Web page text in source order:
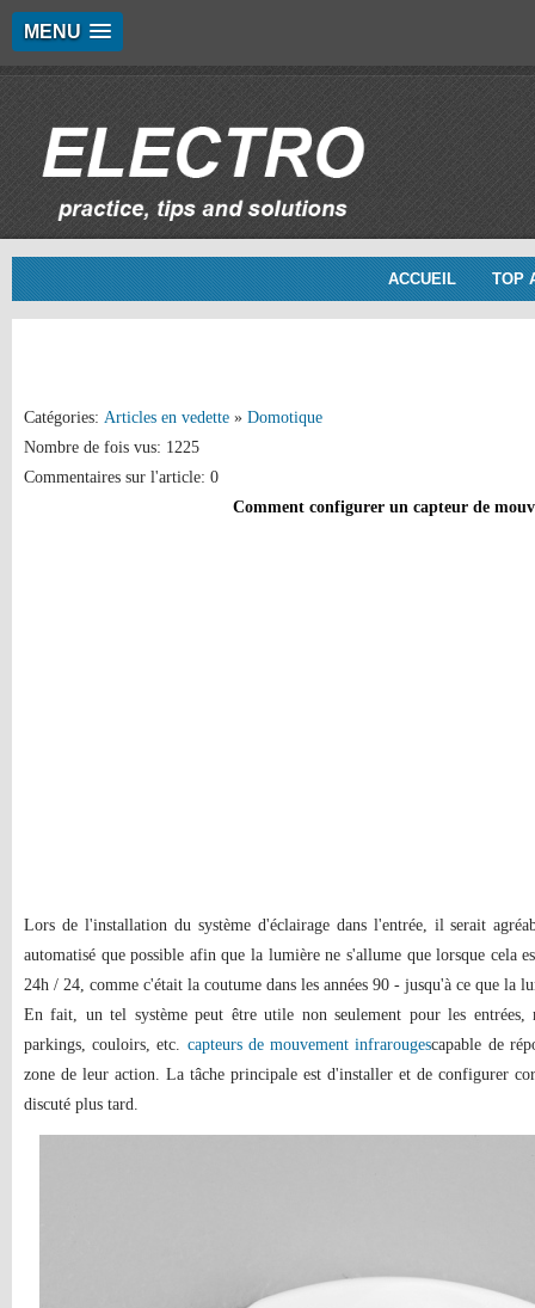
MENU
ACCUEIL TOP
Catégories: Articles en vedette » Domotique
Nombre de fois vus: 1225
Commentaires sur l'article: 0
Comment configurer un capteur de
Lors de l'installation du système d'éclairage dans l'entrée, il serait
automatisé que possible afin que la lumière ne s'allume que lorsque cela
24h / 24, comme c'était la coutume dans les années 90 - jusqu'à ce que la
En fait, un tel système peut être utile non seulement pour les entrées,
parkings, couloirs, etc. capteurs de mouvement infrarougescapable de
zone de leur action. La tâche principale est d'installer et de configurer
discuté plus tard.